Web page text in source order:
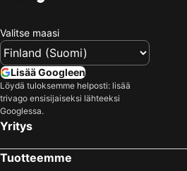
Tanjung Benoa, bed and breakfasts
Semarapura, bed and breakfasts
Valitse maasi
Lisää Googleen
Löydä tuloksemme helposti: lisää
trivago ensisijaiseksi lähteeksi
Googlessa.
Yritys
Tuotteemme